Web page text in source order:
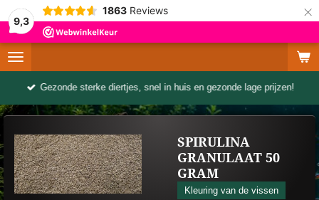
9,3
1863 Reviews ×
Gezonde sterke diertjes, snel in huis en gezonde lage prijzen!
SPIRULINA
GRANULAAT 50
GRAM
Kleuring van de vissen